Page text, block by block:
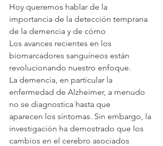
Hoy queremos hablar de la
importancia de la detección temprana
de la demencia y de cómo
Los avances recientes en los
biomarcadores sanguíneos están
revolucionando nuestro enfoque.
La demencia, en particular la
enfermedad de Alzheimer, a menudo
no se diagnostica hasta que
aparecen los síntomas. Sin embargo, la
investigación ha demostrado que los
cambios en el cerebro asociados